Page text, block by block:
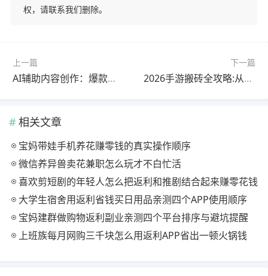
权，请联系我们删除。
上一篇
AI辅助内容创作：爆款中视频打造，日赚300+的被动收益
下一篇
2026手游搬砖全攻略:从工具选择到游戏推荐,月入3000+不是梦
相关文章
宝妈带娃手机养花赚零钱的真实操作顺序
微信养异兽卖花兼职怎么玩才不白忙活
喜欢剪短剧的年轻人怎么把返利和推剧结合起来赚零花钱
大学生宿舍用返利省钱买日用品亲测四个APP使用顺序
宝妈建群做购物返利副业亲测四个平台排序与避坑提醒
上班族每月网购三千块怎么用返利APP省出一顿火锅钱